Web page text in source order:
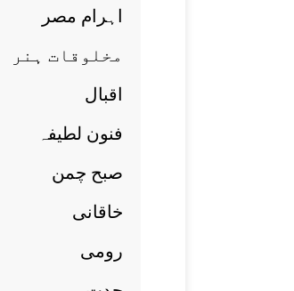
اہرام مصر
مخلوقات ہنر
اقبال
فنون لطيفہ
صبح چمن
خاقانی
رومی